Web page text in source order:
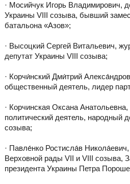
· Мосийчук Игорь Владимирович,
Украины VIII созыва, бывший
батальона «Азов»;
· Высоцкий Сергей Витальевич,
депутат Украины VIII созыва;
· Корчи́нский Дми́трий
общественный деятель, лидер
· Корчинская Оксана
политический деятель, народный
созыва;
· Павле́нко Ростисла́в Никола́евич,
Верховной рады VII и VIII созыва,
президента Украины Петра